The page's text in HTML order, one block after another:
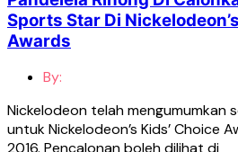
Sports Star Di
Awards
By:
Nickelodeon telah mengumumkan
untuk Nickelodeon’s Kids’ Choice
2016. Pencalonan boleh dilihat di